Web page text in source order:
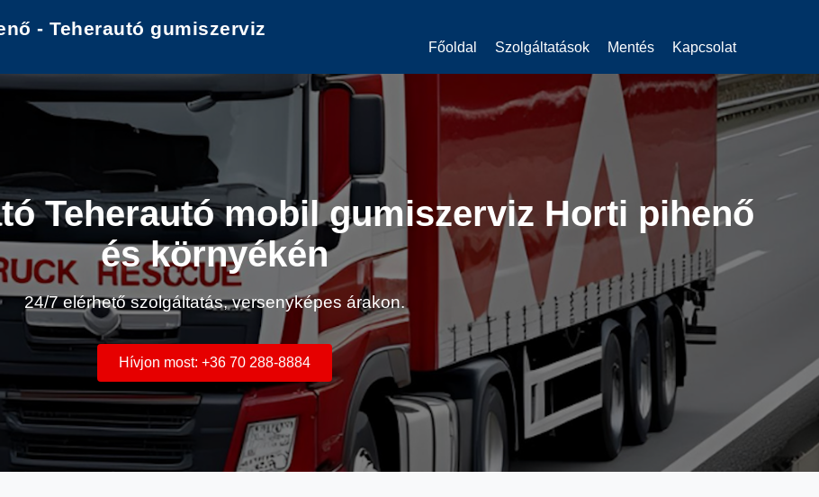
- Teherautó gumiszerviz
Főoldal Szolgáltatások Mentés Kapcsolat
Teherautó mobil gumiszerviz Horti pihenő
és környékén
24/7 elérhető szolgáltatás, versenyképes árakon.
Hívjon most: +36 70 288-8884